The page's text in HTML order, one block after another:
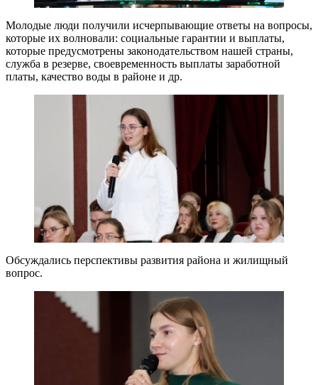
Молодые люди получили исчерпывающие ответы на вопросы,
которые их волновали: социальные гарантии и выплаты,
которые предусмотрены законодательством нашей страны,
служба в резерве, своевременность выплаты заработной
платы, качество воды в районе и др.
Обсуждались перспективы развития района и жилищный
вопрос.